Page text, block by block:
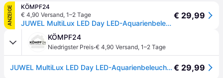
ANZEIGE
KÖMPF24
€ 4,90 Versand, 1–2 Tage
JUWEL MultiLux LED Day LED-Aquarienbeleuchtung 1200 mm (31 Watt)
€ 29,99
KÖMPF24
Niedrigster Preis·€ 4,90 Versand, 1–2 Tage
JUWEL MultiLux LED Day LED-Aquarienbeleuchtung 1200 mm (31 Watt)€ 29,99